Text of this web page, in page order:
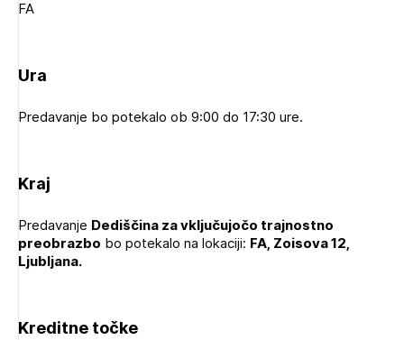
POZABLJENO GESLO
REGISTRIRAJTE SE
FA
Ura
Predavanje bo potekalo ob 9:00 do 17:30 ure.
Kraj
Predavanje Dediščina za vključujočo trajnostno
preobrazbo bo potekalo na lokaciji: FA, Zoisova 12,
Ljubljana.
Kreditne točke
PRIJAVITE SE
NAPREJ